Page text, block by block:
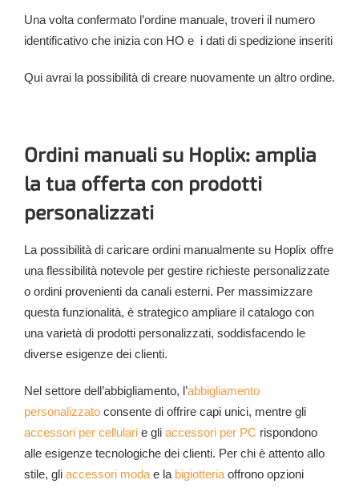
Una volta confermato l’ordine manuale, troveri il numero
identificativo che inizia con HO e i dati di spedizione inseriti
Qui avrai la possibilità di creare nuovamente un altro ordine.
Ordini manuali su Hoplix: amplia
la tua offerta con prodotti
personalizzati
La possibilità di caricare ordini manualmente su Hoplix offre
una flessibilità notevole per gestire richieste personalizzate
o ordini provenienti da canali esterni. Per massimizzare
questa funzionalità, è strategico ampliare il catalogo con
una varietà di prodotti personalizzati, soddisfacendo le
diverse esigenze dei clienti.
Nel settore dell’abbigliamento, l’abbigliamento
personalizzato consente di offrire capi unici, mentre gli
accessori per cellulari e gli accessori per PC rispondono
alle esigenze tecnologiche dei clienti. Per chi è attento allo
stile, gli accessori modae la bigiotteriaoffrono opzioni